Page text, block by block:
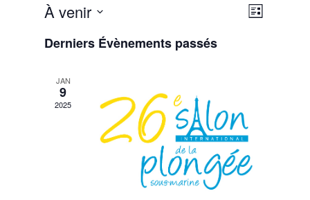
de
Liste
À venir
une
Derniers Évènements passés
JAN
9
2025